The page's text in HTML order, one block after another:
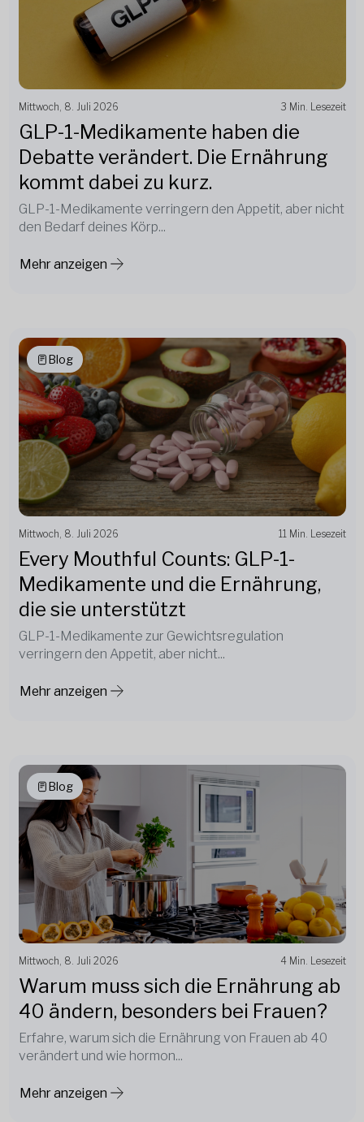
Mittwoch, 8. Juli 2026 3 Min. Lesezeit
GLP-1-Medikamente haben die
Debatte verändert. Die Ernährung
kommt dabei zu kurz.
GLP-1-Medikamente verringern den Appetit, aber nicht
den Bedarf deines Körp...
Mehr anzeigen
Blog
Mittwoch, 8. Juli 2026 11 Min. Lesezeit
Every Mouthful Counts: GLP-1-
Medikamente und die Ernährung,
die sie unterstützt
GLP-1-Medikamente zur Gewichtsregulation
verringern den Appetit, aber nicht...
Mehr anzeigen
Blog
Mittwoch, 8. Juli 2026 4 Min. Lesezeit
Warum muss sich die Ernährung ab
40 ändern, besonders bei Frauen?
Erfahre, warum sich die Ernährung von Frauen ab 40
verändert und wie hormon...
Mehr anzeigen